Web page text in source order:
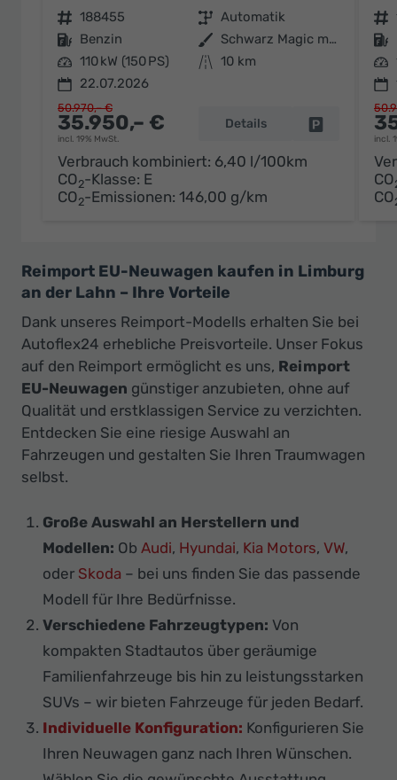
Fahrzeugnr. 188455 Getriebe Automatik
Kraftstoff Benzin Außenfarbe
Schwarz Magic metallic
Leistung 110 kW (150 PS) Kilometerstand 10 km
22.07.2026
35.950,– €
incl. 19% MwSt.
50.970,– €
Details Fahrzeug
Verbrauch kombiniert: 6,40 l/100km
CO2-Klasse: E
CO2-Emissionen: 146,00 g/km
Fahrzeugnr.
Kraftstoff
Leistung
incl.
CO
CO
Reimport EU-Neuwagen kaufen in Limburg
an der Lahn – Ihre Vorteile
Dank unseres Reimport-Modells erhalten Sie bei
Autoflex24 erhebliche Preisvorteile. Unser Fokus
auf den Reimport ermöglicht es uns, Reimport
EU-Neuwagen günstiger anzubieten, ohne auf
Qualität und erstklassigen Service zu verzichten.
Entdecken Sie eine riesige Auswahl an
Fahrzeugen und gestalten Sie Ihren Traumwagen
selbst.
Große Auswahl an Herstellern und
Modellen: Ob Audi, Hyundai, Kia Motors, VW,
oder Skoda – bei uns finden Sie das passende
Modell für Ihre Bedürfnisse.
Verschiedene Fahrzeugtypen: Von
kompakten Stadtautos über geräumige
Familienfahrzeuge bis hin zu leistungsstarken
SUVs – wir bieten Fahrzeuge für jeden Bedarf.
Individuelle Konfiguration: Konfigurieren Sie
Ihren Neuwagen ganz nach Ihren Wünschen.